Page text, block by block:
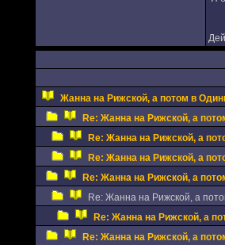
Жанна на Рижской, а потом в
Re: Жанна на Рижской, а
Re: Жанна на Рижской, а
Re: Жанна на Рижской, а
Re: Жанна на Рижской, а
Re: Жанна на Рижской, а
Re: Жанна на Рижской, а
Re: Жанна на Рижской, а